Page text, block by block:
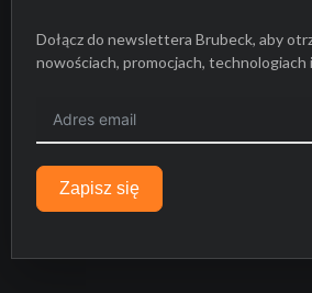
BRAK PRODUKTÓW
Dołącz do newslettera Brubeck, aby
nowościach, promocjach, technologiach
Zapisz się